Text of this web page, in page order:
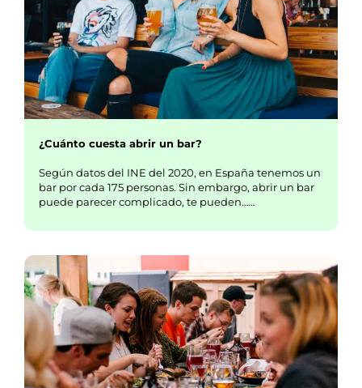
¿Cuánto cuesta abrir un bar?
Según datos del INE del 2020, en España tenemos un
bar por cada 175 personas. Sin embargo, abrir un bar
puede parecer complicado, te pueden……